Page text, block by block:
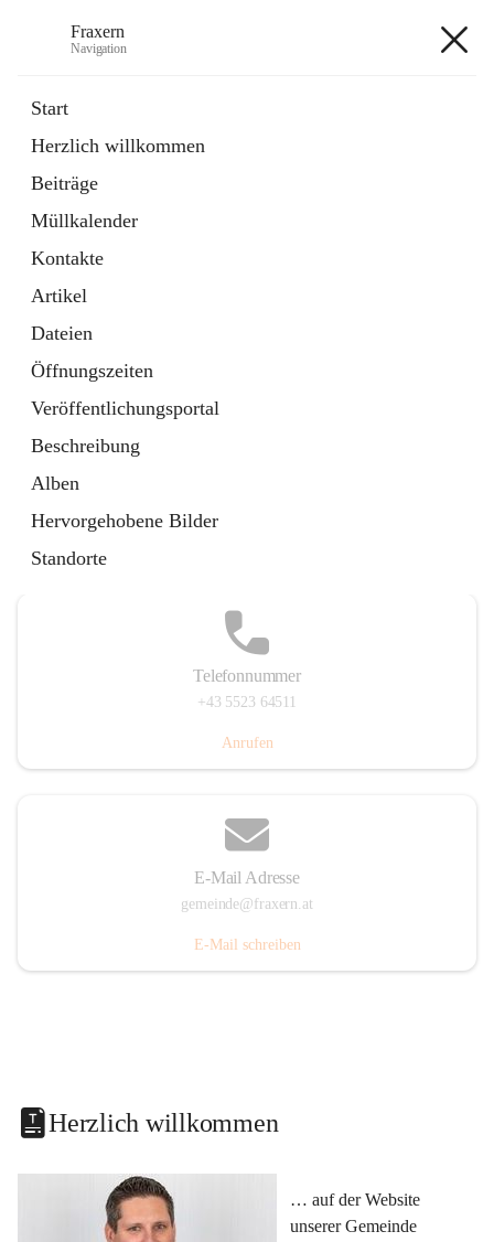
Fraxern
Navigation
Start
Herzlich willkommen
Beiträge
Müllkalender
Kontakte
Artikel
Dateien
Öffnungszeiten
Veröffentlichungsportal
Beschreibung
Alben
Hervorgehobene Bilder
Standorte
Ordner
in
Tab
Formulare
Artikel
öffnet
in
neuem
Tab
Telefonnummer
+43 5523 64511
Anrufen
E-Mail Adresse
gemeinde@fraxern.at
E-Mail schreiben
Herzlich willkommen
… auf der Website
unserer Gemeinde